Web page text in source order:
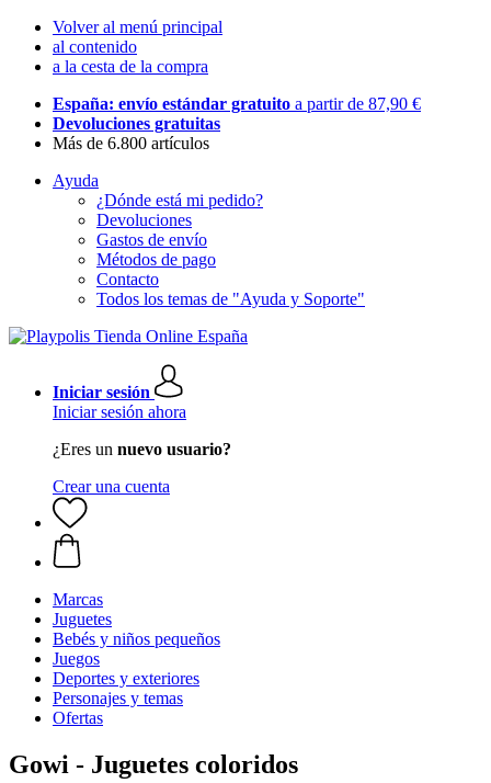
Volver al menú principal
al contenido
a la cesta de la compra
España: envío estándar gratuito a partir de 87,90 €
Devoluciones gratuitas
Más de 6.800 artículos
Ayuda
¿Dónde está mi pedido?
Devoluciones
Gastos de envío
Métodos de pago
Contacto
Todos los temas de "Ayuda y Soporte"
Iniciar sesión
Iniciar sesión ahora
¿Eres un nuevo usuario?
Crear una cuenta
Marcas
Juguetes
Bebés y niños pequeños
Juegos
Deportes y exteriores
Personajes y temas
Ofertas
Gowi - Juguetes coloridos